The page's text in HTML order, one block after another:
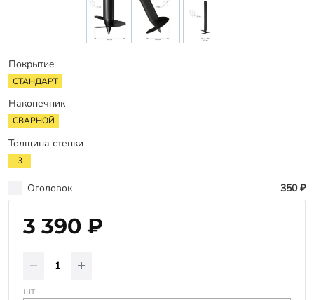
Заказать звонок
Покрытие
СТАНДАРТ
Наконечник
СВАРНОЙ
Толщина стенки
3
Оголовок 350 ₽
3 390 ₽
шт